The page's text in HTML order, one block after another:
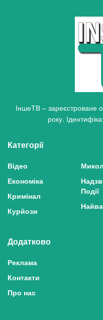
ІншеТВ – зареєстроване
року.
Категорії
Відео
Економіка
Кримінал
Курйози
Події
Додатково
Реклама
Контакти
Про нас